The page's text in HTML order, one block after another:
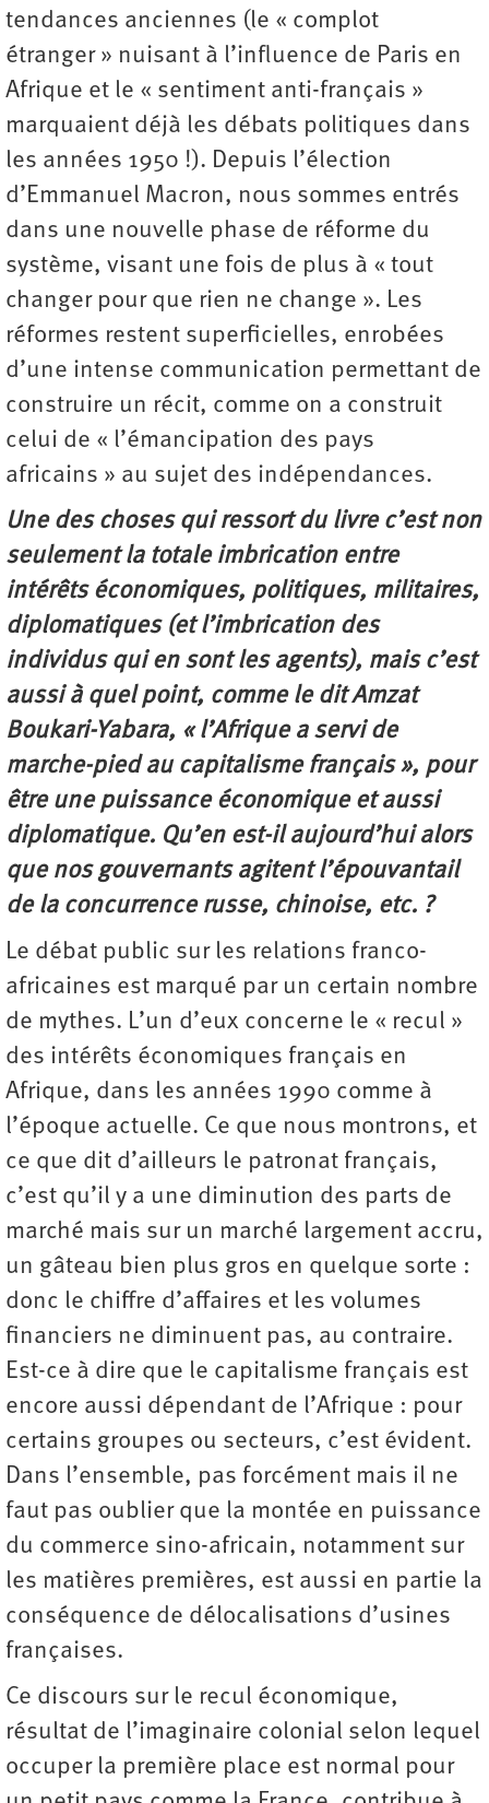
tendances anciennes (le « complot
étranger » nuisant à l’influence de Paris en
Afrique et le « sentiment anti-français »
marquaient déjà les débats politiques dans
les années 1950 !). Depuis l’élection
d’Emmanuel Macron, nous sommes entrés
dans une nouvelle phase de réforme du
système, visant une fois de plus à « tout
changer pour que rien ne change ». Les
réformes restent superficielles, enrobées
d’une intense communication permettant de
construire un récit, comme on a construit
celui de « l’émancipation des pays
africains » au sujet des indépendances.
Une des choses qui ressort du livre c’est non
seulement la totale imbrication entre
intérêts économiques, politiques, militaires,
diplomatiques (et l’imbrication des
individus qui en sont les agents), mais c’est
aussi à quel point, comme le dit Amzat
Boukari-Yabara, « l’Afrique a servi de
marche-pied au capitalisme français », pour
être une puissance économique et aussi
diplomatique. Qu’en est-il aujourd’hui alors
que nos gouvernants agitent l’épouvantail
de la concurrence russe, chinoise, etc. ?
Le débat public sur les relations franco-
africaines est marqué par un certain nombre
de mythes. L’un d’eux concerne le « recul »
des intérêts économiques français en
Afrique, dans les années 1990 comme à
l’époque actuelle. Ce que nous montrons, et
ce que dit d’ailleurs le patronat français,
c’est qu’il y a une diminution des parts de
marché mais sur un marché largement accru,
un gâteau bien plus gros en quelque sorte :
donc le chiffre d’affaires et les volumes
financiers ne diminuent pas, au contraire.
Est-ce à dire que le capitalisme français est
encore aussi dépendant de l’Afrique : pour
certains groupes ou secteurs, c’est évident.
Dans l’ensemble, pas forcément mais il ne
faut pas oublier que la montée en puissance
du commerce sino-africain, notamment sur
les matières premières, est aussi en partie la
conséquence de délocalisations d’usines
françaises.
Ce discours sur le recul économique,
résultat de l’imaginaire colonial selon lequel
occuper la première place est normal pour